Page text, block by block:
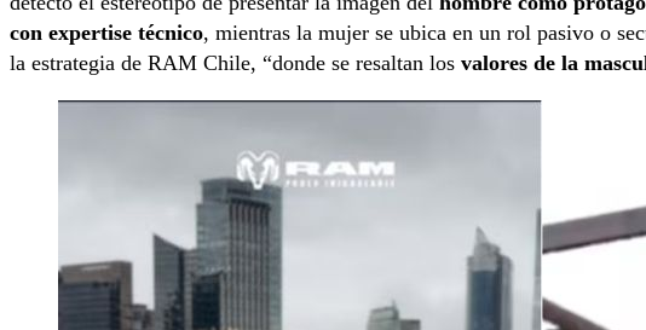
con expertise técnico, mientras la mujer se ubica en un rol pasivo o
la estrategia de RAM Chile, “donde se resaltan los valores de la